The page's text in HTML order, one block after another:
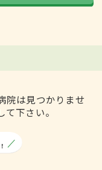
院は見つかりませ
下さい。